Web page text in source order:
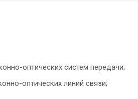
оптических систем передачи;
оптических линий связи;